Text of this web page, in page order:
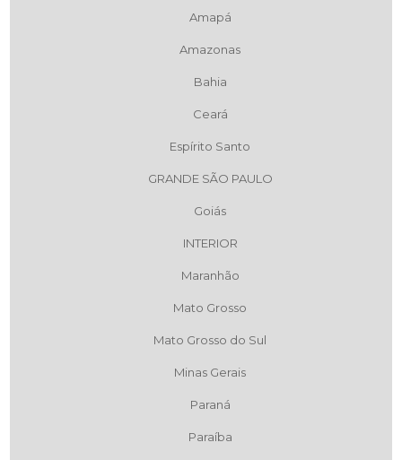
Amapá
Amazonas
Bahia
Ceará
Espírito Santo
GRANDE SÃO PAULO
Goiás
INTERIOR
Maranhão
Mato Grosso
Mato Grosso do Sul
Minas Gerais
Paraná
Paraíba